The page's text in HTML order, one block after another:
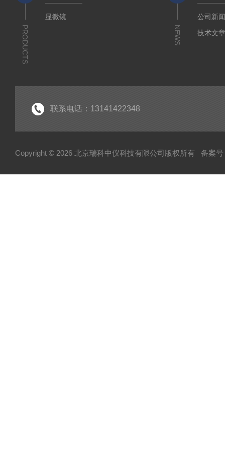
PRODUCTS
显微镜
NEWS
公司新
技术文
联系电话：13141422348
Copyright © 2026 北京瑞科中仪科技有限公司版权所有 备案号